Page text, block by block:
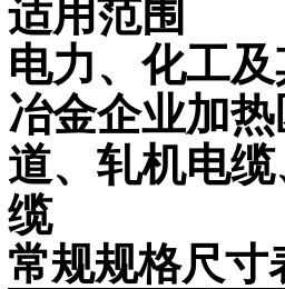
适用范围
电力、化工
冶金企业加
道、轧机电
缆
常规规格尺寸